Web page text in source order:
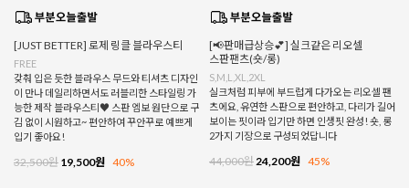
[JUST BETTER] 로제 링클 블라우스티
FREE
갖춰 입은 듯한 블라우스 무드와 티셔츠 디자인
이 만나 데일리하면서도 러블리한 스타일링 가
능한 제작 블라우스티♥ 스판 엠보 원단으로 구
김 없이 시원하고~ 편안하여 꾸안꾸로 예쁘게
입기 좋아요!
32,500원 19,500원 40%
[📢판매급상승💕] 실크같은 리오셀
스판팬츠(숏/롱)
S,M,L,XL,2XL
실크처럼 피부에 부드럽게 다가오는 리오셀 팬
츠에요, 유연한 스판으로 편안하고, 다리가 길어
보이는 핏이라 입기만 하면 인생핏 완성! 숏, 롱
2가지 기장으로 구성되었답니다
44,000원 24,200원 45%